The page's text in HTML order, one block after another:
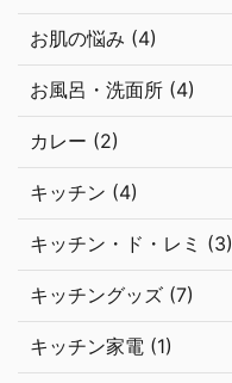
お肌の悩み (4)
お風呂・洗面所 (4)
カレー (2)
キッチン (4)
キッチン・ド・レミ (3)
キッチングッズ (7)
キッチン家電 (1)